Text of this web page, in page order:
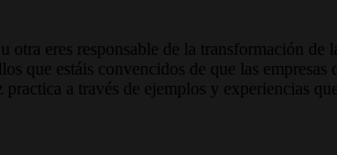
eres responsable de la transformación de
que estáis convencidos de que las
a través de ejemplos y experiencias